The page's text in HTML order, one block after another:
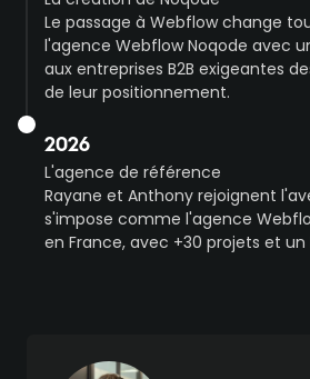
Le passage à Webflow change
l'agence Webflow Noqode avec
aux entreprises B2B exigeantes
de leur positionnement.
2026
L'agence de référence
Rayane et Anthony rejoignent
s'impose comme l'agence
en France, avec +30 projets et un